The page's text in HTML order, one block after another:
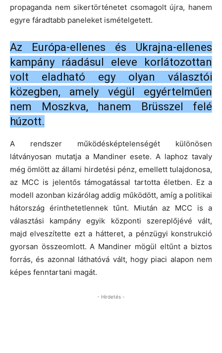
propaganda nem sikertörténetet csomagolt újra, hanem
egyre fáradtabb paneleket ismételgetett.
Az Európa-ellenes és Ukrajna-ellenes
kampány ráadásul eleve korlátozottan
volt eladható egy olyan választói
közegben, amely végül egyértelműen
nem Moszkva, hanem Brüsszel felé
húzott.
A rendszer működésképtelenségét különösen
látványosan mutatja a Mandiner esete. A laphoz tavaly
még ömlött az állami hirdetési pénz, emellett tulajdonosa,
az MCC is jelentős támogatással tartotta életben. Ez a
modell azonban kizárólag addig működött, amíg a politikai
hátország érinthetetlennek tűnt. Miután az MCC is a
választási kampány egyik központi szereplőjévé vált,
majd elveszítette ezt a hátteret, a pénzügyi konstrukció
gyorsan összeomlott. A Mandiner mögül eltűnt a biztos
forrás, és azonnal láthatóvá vált, hogy piaci alapon nem
képes fenntartani magát.
- Hirdetés -